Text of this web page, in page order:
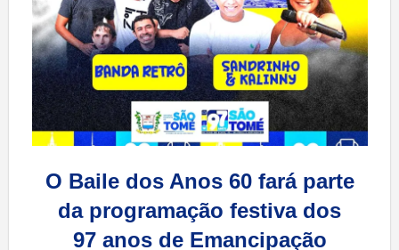
O Baile dos Anos 60 fará parte
da programação festiva dos
97 anos de Emancipação